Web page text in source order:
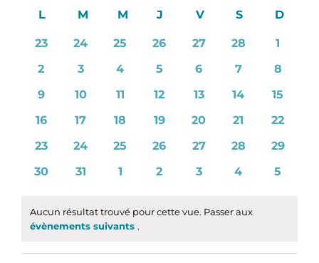
par
une
Calendrier
Évènements
LLUNDIM MARDI
M MERCREDI
J JEUDIV VENDREDI
SSAMEDI
D
0
23
0
24
0
25
0
26
0
27
0
28
0
1
0
2
0
3
0
4
0
5
0
6
0
7
0
8
0
9
0
10
0
11
0
12
0
13
0
14
0
15
0
16
0
17
0
18
0
19
0
20
0
21
0
22
0
23
0
24
0
25
0
26
0
27
0
28
0
29
0
30
0
31
0
1
0
2
0
3
0
4
0
5
Notice
Aucun résultat trouvé pour cette vue. Passer aux
évènements suivants .